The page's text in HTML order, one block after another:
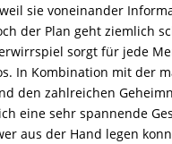
sie voneinander
der Plan geht ziemlich
sorgt für jede
In Kombination mit der
den zahlreichen
eine sehr spannende
aus der Hand legen